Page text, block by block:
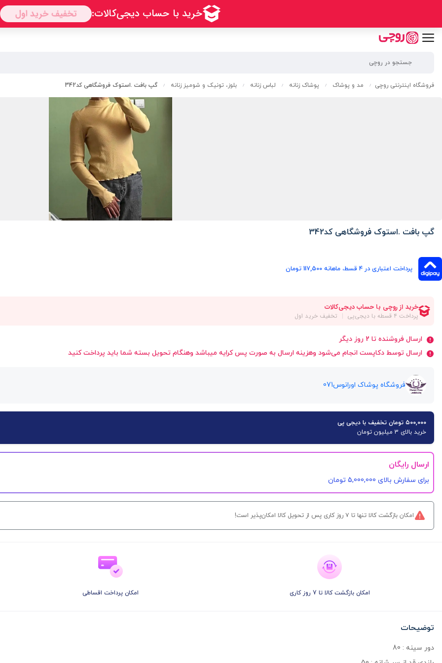
فروشگاه اینترنتی روچی / مد و پوشاک / پوشاک زنانه / لباس زنانه / بلوز، تونیک و شومیز زنانه / گپ بافت .استوک فروشگاهی کد342
گپ بافت .استوک فروشگاهی کد342
پرداخت اعتباری در ۴ قسط، ماهانه 117,500 تومان
ارسال فروشنده تا 2 روز دیگر
ارسال توسط دکاپست انجام می‌شود وهزینه ارسال به صورت پس کرایه میباشد وهنگام تحویل بسته شما باید پرداخت کنید
فروشگاه پوشاک اورانوس071
۵۰۰,۰۰۰ تومان تخفیف با دیجی پی
خرید بالای 3 میلیون تومان
ارسال رایگان
برای سفارش‌ بالای 5,000,000 تومان
امکان بازگشت کالا تنها تا ۷ روز کاری پس از تحویل کالا امکان‌پذیر است!
امکان بازگشت کالا تا 7 روز کاری امکان پرداخت اقساطی
توضیحات
دور سینه : 80